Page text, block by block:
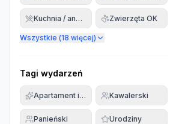
Kuchnia / aneks Zwierzęta OK
Wszystkie (18 więcej)
Tagi wydarzeń
Apartament imprezowyKawalerski
Panieński Urodziny